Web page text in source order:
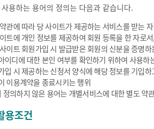
용하는 용어의 정의는 다음과 같습니다.
관에 따라 당 사이트가 제공하는 서비스를 받는 자
트에 개인 정보를 제공하여 회원 등록을 한 자로
이트 회원가입 시 발급받은 회원의 신분을 증명하
이디에 대한 본인 여부를 확인하기 위하여 사용하
입 시 제공하는 신청서 양식에 해당 정보를 기입
이용계약을 종료시키는 행위
정의하지 않은 용어는 개별서비스에 대한 별도 약
용조건